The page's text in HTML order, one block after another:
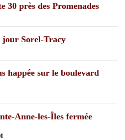
30 près des Promenades
jour Sorel-Tracy
happée sur le boulevard
Anne-les-Îles fermée